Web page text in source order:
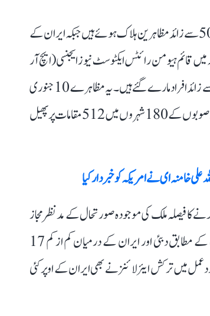
ایران میں کئی روز سے جاری مظاہروں کے دوران غیر ملکی میڈیا کے مطابق 50 سے زائد مظاہرین ہلاک ہوئے ہیں جبکہ ایران کے
قائم ہیومن رائٹس ایکٹوسٹ نیوز ایجنسی (ایچ آر
اے این اے) نے دعویٰ کیا ہے کہ ایران میں ملک گیرمظاہروں میں 65 سے زائد افراد مارے گئے ہیں۔ یہ مظاہرے 10 جنوری
کو اپنے 14 ویں روز میں داخل ہو گئے۔ رپورٹ کے مطابق یہ مظاہرے 31 صوبوں کے 180 شہروں میں 512 مقامات پر پھیل
خامنہ ای نے امریکہ کو خبردار کیا
کا فیصلہ ملک کی موجودہ صورتحال کے مدنظر مجاز
سیکیورٹی افسران کی جانب سے کیا گیا ہے۔ دبئی ایئرپورٹ کی ویب سائٹ کے مطابق دبئی اور ایران کے درمیان کم از کم 17
میں ترکش ایئرلائنز نے بھی ایران کے اوپر کئی